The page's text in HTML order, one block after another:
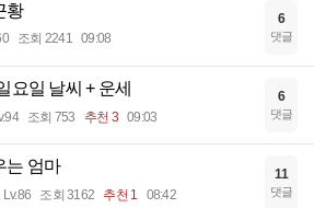
황
조회 2241 09:08
6
댓글
요일 날씨 + 운세
조회 753 추천 3 09:03
6
댓글
는 엄마
Lv.86 조회 3162 추천 1 08:42
11
댓글